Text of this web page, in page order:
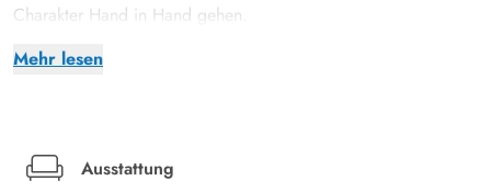
Mehr lesen
Charakter Hand in Hand gehen.
Das Ferienhaus ist von oben bis unten komplett. Dem schwarz-
Lampen aufgelockert wird. Im Wohnzimmer ergänzt ein
Ausstattung